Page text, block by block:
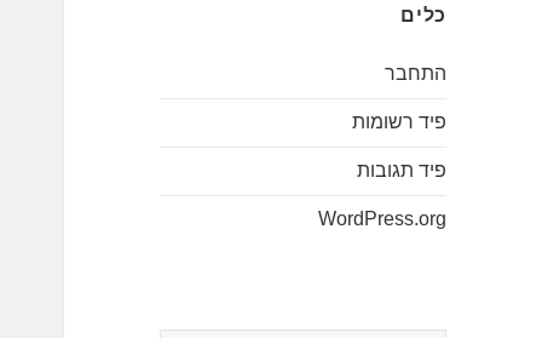
כלים
התחבר
פיד רשומות
פיד תגובות
WordPress.org